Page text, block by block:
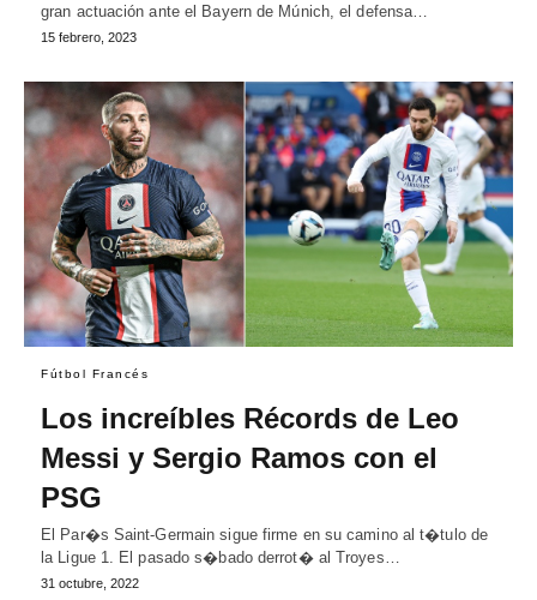
gran actuación ante el Bayern de Múnich, el defensa…
15 febrero, 2023
Fútbol Francés
Los increíbles Récords de Leo
Messi y Sergio Ramos con el
PSG
El Par�s Saint-Germain sigue firme en su camino al t�tulo de
la Ligue 1. El pasado s�bado derrot� al Troyes…
31 octubre, 2022